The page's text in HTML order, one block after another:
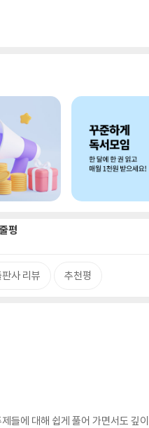
평
사 리뷰 추천평
들에 대해 쉽게 풀어 가면서도 깊